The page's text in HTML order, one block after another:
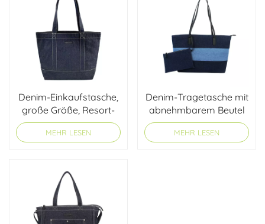
Denim-Einkaufstasche,
große Größe, Resort-
Stil
MEHR LESEN
Denim-Tragetasche mit
abnehmbarem Beutel
MEHR LESEN